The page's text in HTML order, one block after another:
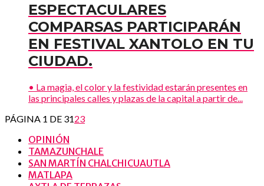
ESPECTACULARES
COMPARSAS PARTICIPARÁN
EN FESTIVAL XANTOLO EN TU
CIUDAD.
• La magia, el color y la festividad estarán presentes en
las principales calles y plazas de la capital a partir de...
PÁGINA 1 DE 3123
OPINIÓN
TAMAZUNCHALE
SAN MARTÍN CHALCHICUAUTLA
MATLAPA